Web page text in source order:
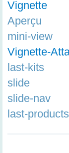
Vignette
Aperçu
mini-view
Vignette-
last-kits
slide
slide-nav
last-products